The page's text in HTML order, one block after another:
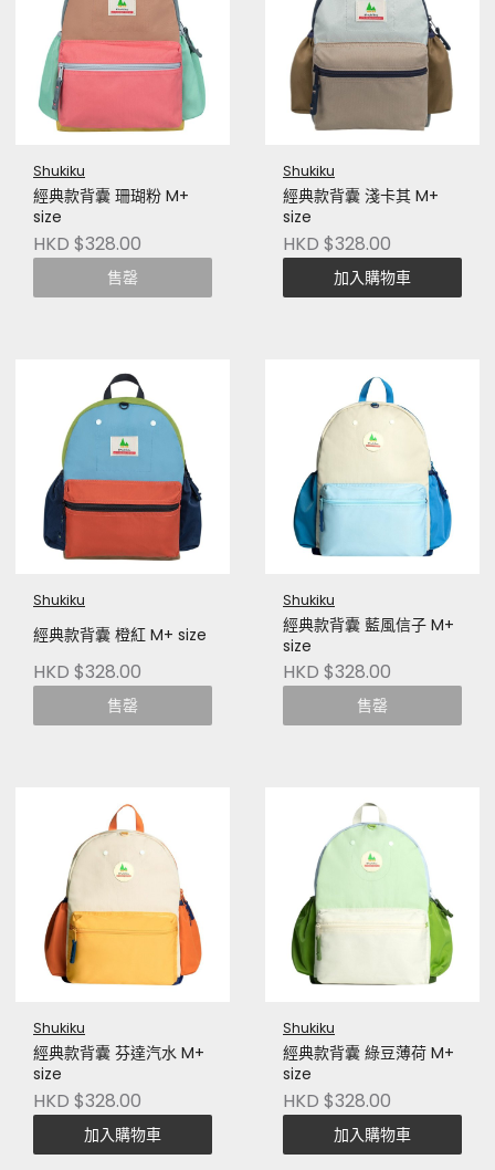
Shukiku
經典款背囊 珊瑚粉 M+
size
HKD $328.00
售罄
Shukiku
經典款背囊 淺卡其 M+
size
HKD $328.00
加入購物車
Shukiku
經典款背囊 橙紅 M+ size
HKD $328.00
售罄
Shukiku
經典款背囊 藍風信子 M+
size
HKD $328.00
售罄
Shukiku
經典款背囊 芬達汽水 M+
size
HKD $328.00
加入購物車
Shukiku
經典款背囊 綠豆薄荷 M+
size
HKD $328.00
加入購物車